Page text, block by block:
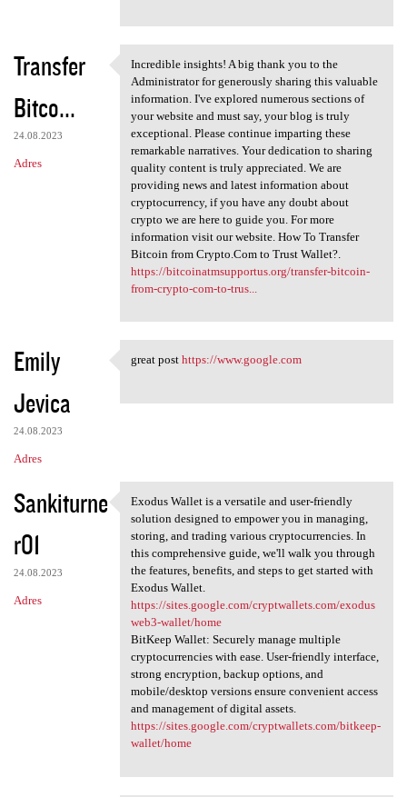
Transfer
Bitco...
24.08.2023
Adres
Incredible insights! A big
Incredible insights! A big thank you to the
Administrator for generously sharing this valuable
information. I've explored numerous sections of
your website and must say, your blog is truly
exceptional. Please continue imparting these
remarkable narratives. Your dedication to sharing
quality content is truly appreciated. We are
providing news and latest information about
cryptocurrency, if you have any doubt about
crypto we are here to guide you. For more
information visit our website. How To Transfer
Bitcoin from Crypto.Com to Trust Wallet?.
https://bitcoinatmsupportus.org/transfer-bitcoin-
from-crypto-com-to-trus...
Emily
Jevica
24.08.2023
Adres
great post https://www.google
great post https://www.google.com
Sankiturne
r01
24.08.2023
Adres
Exodus Wallet is a versatile
Exodus Wallet is a versatile and user-friendly
solution designed to empower you in managing,
storing, and trading various cryptocurrencies. In
this comprehensive guide, we'll walk you through
the features, benefits, and steps to get started with
Exodus Wallet.
https://sites.google.com/cryptwallets.com/exodus
web3-wallet/home
BitKeep Wallet: Securely manage multiple
cryptocurrencies with ease. User-friendly interface,
strong encryption, backup options, and
mobile/desktop versions ensure convenient access
and management of digital assets.
https://sites.google.com/cryptwallets.com/bitkeep-
wallet/home